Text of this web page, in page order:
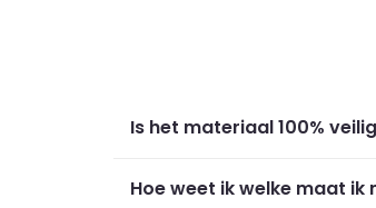
Is het materiaal 100%
Hoe weet ik welke maat ik